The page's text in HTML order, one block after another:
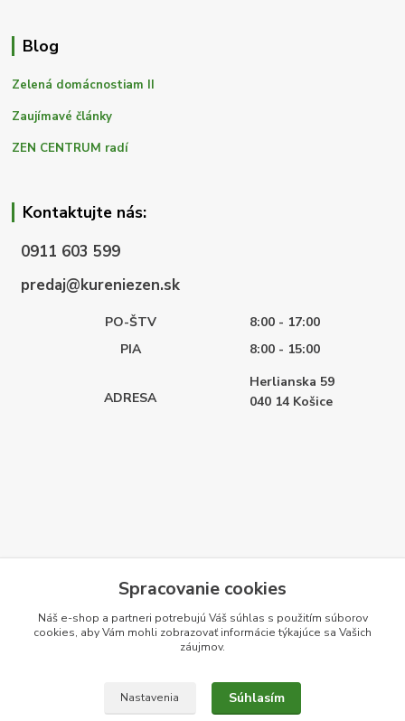
Blog
Zelená domácnostiam II
Zaujímavé články
ZEN CENTRUM radí
Kontaktujte nás:
0911 603 599
predaj@kureniezen.sk
PO-ŠTV
8:00 - 17:00
PIA
8:00 - 15:00
ADRESA
Herlianska 59
040 14 Košice
Spracovanie cookies
Náš e-shop a partneri potrebujú Váš súhlas s použitím súborov
cookies, aby Vám mohli zobrazovať informácie týkajúce sa Vašich
záujmov.
Nastavenia Súhlasím